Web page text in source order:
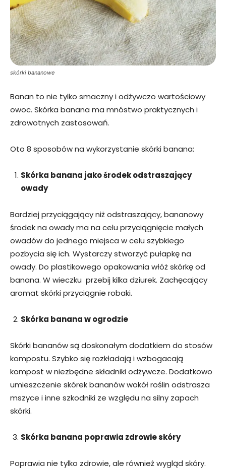
skórki bananowe
Banan to nie tylko smaczny i odżywczo wartościowy
owoc. Skórka banana ma mnóstwo praktycznych i
zdrowotnych zastosowań.
Oto 8 sposobów na wykorzystanie skórki banana:
Skórka banana jako środek odstraszający
owady
Bardziej przyciągający niż odstraszający, bananowy
środek na owady ma na celu przyciągnięcie małych
owadów do jednego miejsca w celu szybkiego
pozbycia się ich. Wystarczy stworzyć pułapkę na
owady. Do plastikowego opakowania włóż skórkę od
banana. W wieczku przebij kilka dziurek. Zachęcający
aromat skórki przyciągnie robaki.
Skórka banana w ogrodzie
Skórki bananów są doskonałym dodatkiem do stosów
kompostu. Szybko się rozkładają i wzbogacają
kompost w niezbędne składniki odżywcze. Dodatkowo
umieszczenie skórek bananów wokół roślin odstrasza
mszyce i inne szkodniki ze względu na silny zapach
skórki.
Skórka banana poprawia zdrowie skóry
Poprawia nie tylko zdrowie, ale również wygląd skóry.